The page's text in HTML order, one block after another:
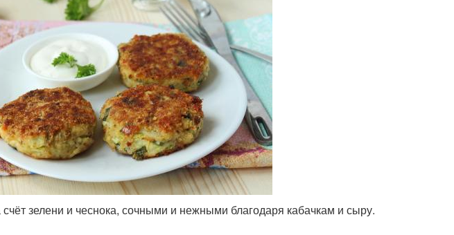
зелени и чеснока, сочными и нежными благодаря кабачкам и сыру.